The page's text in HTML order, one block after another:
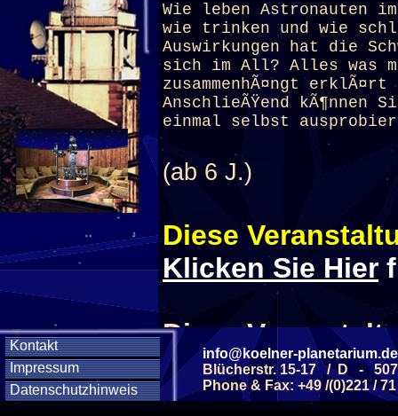
Kontakt
Impressum
Datenschutzhinweis
Wie leben Astronauten
wie trinken und wie
Auswirkungen hat die
sich im All? Alles was
zusammenhÃ¤ngt
AnschlieÃŸend kÃ¶nnen
einmal selbst
(ab 6 J.)
Diese
Klicken Sie Hier
Diese
Wochentag
info@koelner-planetarium.de
Blücherstr. 15-17 / D -
Phone & Fax: +49 /(0)221 /